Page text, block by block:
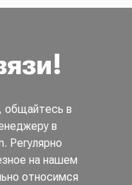
общайтесь в
в
Регулярно
на нашем
относимся